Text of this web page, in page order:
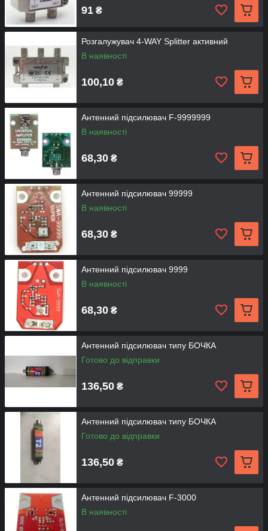
91 ₴
Розгалужувач 4-WAY Splitter активний
В наявності
100,10 ₴
Антенний підсилювач F-9999999
В наявності
68,30 ₴
Антенний підсилювач 99999
В наявності
68,30 ₴
Антенний підсилювач 9999
В наявності
68,30 ₴
Антенний підсилювач типу БОЧКА
Готово до відправки
136,50 ₴
Антенний підсилювач типу БОЧКА
Готово до відправки
136,50 ₴
Антенний підсилювач F-3000
В наявності